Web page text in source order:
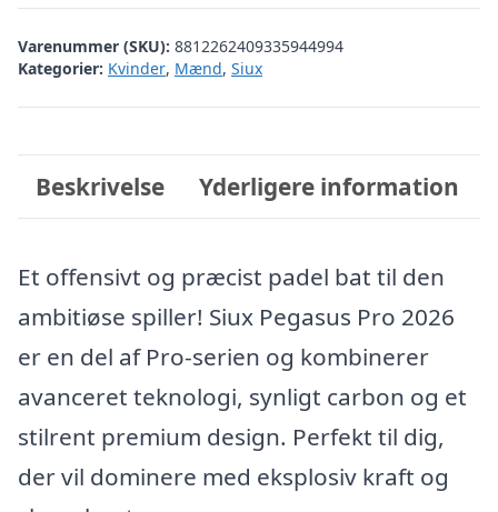
kr. 2.649,00.kr. 1.854,00.
Varenummer (SKU): 8812262409335944994
Kategorier: Kvinder, Mænd, Siux
Beskrivelse Yderligere information
Et offensivt og præcist padel bat til den
ambitiøse spiller! Siux Pegasus Pro 2026
er en del af Pro-serien og kombinerer
avanceret teknologi, synligt carbon og et
stilrent premium design. Perfekt til dig,
der vil dominere med eksplosiv kraft og